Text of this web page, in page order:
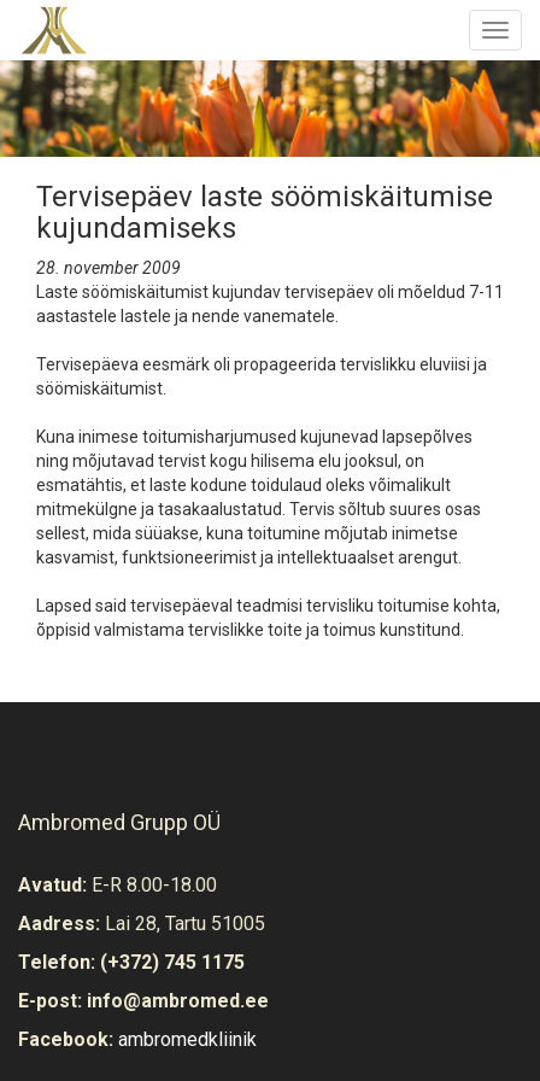
Tervisepäev laste söömiskäitumise
kujundamiseks
28. november 2009
Laste söömiskäitumist kujundav tervisepäev oli mõeldud 7-11
aastastele lastele ja nende vanematele.
Tervisepäeva eesmärk oli propageerida tervislikku eluviisi ja
söömiskäitumist.
Kuna inimese toitumisharjumused kujunevad lapsepõlves
ning mõjutavad tervist kogu hilisema elu jooksul, on
esmatähtis, et laste kodune toidulaud oleks võimalikult
mitmekülgne ja tasakaalustatud. Tervis sõltub suures osas
sellest, mida süüakse, kuna toitumine mõjutab inimetse
kasvamist, funktsioneerimist ja intellektuaalset arengut.
Lapsed said tervisepäeval teadmisi tervisliku toitumise kohta,
õppisid valmistama tervislikke toite ja toimus kunstitund.
Ambromed Grupp OÜ
Avatud: E-R 8.00-18.00
Aadress: Lai 28, Tartu 51005
Telefon: (+372) 745 1175
E-post: info@ambromed.ee
Facebook: ambromedkliinik